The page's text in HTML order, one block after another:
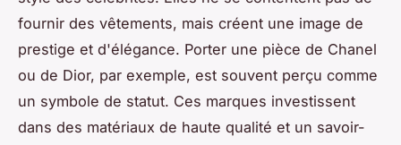
fournir des vêtements, mais créent une image de
prestige et d'élégance. Porter une pièce de Chanel
ou de Dior, par exemple, est souvent perçu comme
un symbole de statut. Ces marques investissent
dans des matériaux de haute qualité et un savoir-